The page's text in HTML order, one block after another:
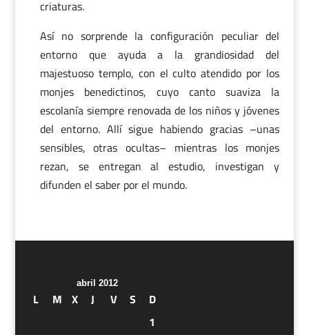
criaturas.
Así no sorprende la configuración peculiar del
entorno que ayuda a la grandiosidad del
majestuoso templo, con el culto atendido por los
monjes benedictinos, cuyo canto suaviza la
escolanía siempre renovada de los niños y jóvenes
del entorno. Allí sigue habiendo gracias –unas
sensibles, otras ocultas– mientras los monjes
rezan, se entregan al estudio, investigan y
difunden el saber por el mundo.
abril 2012
L M X J V S
D
1